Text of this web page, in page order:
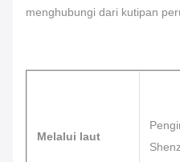
menghubungi dari kutipan
Melalui laut